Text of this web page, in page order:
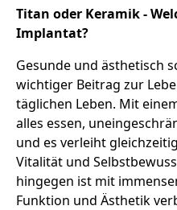
Titan oder Keramik -
Implantat?
Gesunde und ästhetisch
wichtiger Beitrag zur
täglichen Leben. Mit
alles essen,
und es verleiht
Vitalität und
hingegen ist mit
Funktion und Ästhetik